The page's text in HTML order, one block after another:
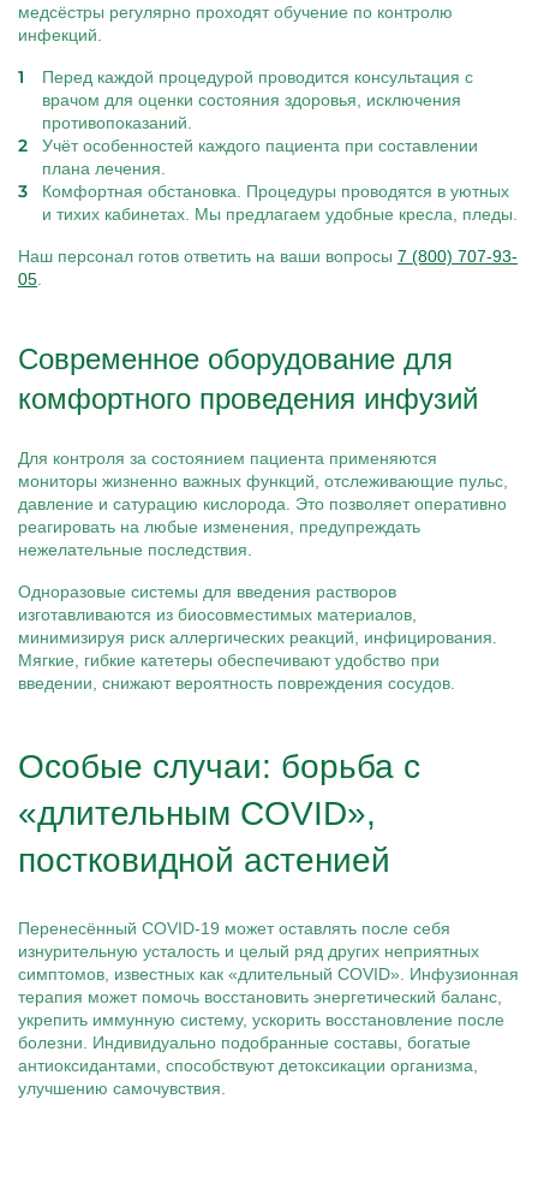
медсёстры регулярно проходят обучение по контролю
инфекций.
Перед каждой процедурой проводится консультация с
врачом для оценки состояния здоровья, исключения
противопоказаний.
Учёт особенностей каждого пациента при составлении
плана лечения.
Комфортная обстановка. Процедуры проводятся в уютных
и тихих кабинетах. Мы предлагаем удобные кресла, пледы.
Наш персонал готов ответить на ваши вопросы 7 (800) 707-93-
05
Современное оборудование для
комфортного проведения инфузий
Для контроля за состоянием пациента применяются
мониторы жизненно важных функций, отслеживающие пульс,
давление и сатурацию кислорода. Это позволяет оперативно
реагировать на любые изменения, предупреждать
нежелательные последствия.
Одноразовые системы для введения растворов
изготавливаются из биосовместимых материалов,
минимизируя риск аллергических реакций, инфицирования.
Мягкие, гибкие катетеры обеспечивают удобство при
введении, снижают вероятность повреждения сосудов.
Особые случаи: борьба с
«длительным COVID»,
постковидной астенией
Перенесённый COVID-19 может оставлять после себя
изнурительную усталость и целый ряд других неприятных
симптомов, известных как «длительный COVID». Инфузионная
терапия может помочь восстановить энергетический баланс,
укрепить иммунную систему, ускорить восстановление после
болезни. Индивидуально подобранные составы, богатые
антиоксидантами, способствуют детоксикации организма,
улучшению самочувствия.